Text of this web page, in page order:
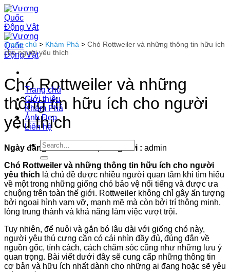
Bỏ
qua
nội
dung
Trang chủ
Giới thiệu
Khám Phá
Ảnh Đẹp
Liên hệ
Trang chủ > Khám Phá > Chó Rottweiler và những thông tin hữu ích
cho người yêu thích
Chó Rottweiler và những
thông tin hữu ích cho người
yêu thích
Ngày đăng :27-12-2025 Đăng bởi : admin
Chó Rottweiler và những thông tin hữu ích cho người
yêu thích là chủ đề được nhiều người quan tâm khi tìm hiểu
về một trong những giống chó bảo vệ nổi tiếng và được ưa
chuộng trên toàn thế giới. Rottweiler không chỉ gây ấn tượng
bởi ngoại hình vạm vỡ, mạnh mẽ mà còn bởi trí thông minh,
lòng trung thành và khả năng làm việc vượt trội.
Tuy nhiên, để nuôi và gắn bó lâu dài với giống chó này,
người yêu thú cưng cần có cái nhìn đầy đủ, đúng đắn về
nguồn gốc, tính cách, cách chăm sóc cũng như những lưu ý
quan trọng. Bài viết dưới đây sẽ cung cấp những thông tin
cơ bản và hữu ích nhất dành cho những ai đang hoặc sẽ yêu